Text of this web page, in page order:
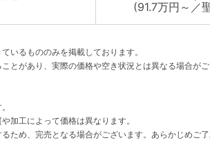
(91.7万円～／
いるもののみを掲載しております。
とがあり、実際の価格や空き状況とは異なる場合が
加工によって価格は異なります。
ため、完売となる場合がございます。あらかじめご了